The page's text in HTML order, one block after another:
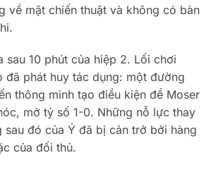
về mặt chiến thuật và không có bàn
sau 10 phút của hiệp 2. Lối chơi
đã phát huy tác dụng: một đường
thông minh tạo điều kiện để Moser
mở tỷ số 1-0. Những nỗ lực thay
sau đó của Ý đã bị cản trở bởi hàng
của đối thủ.